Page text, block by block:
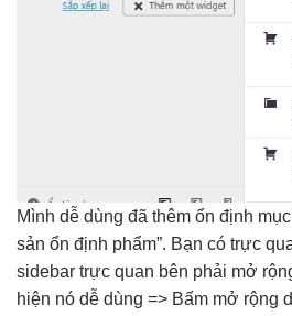
Mình dễ dùng đã thêm ổn định
sản ổn định phẩm”. Bạn có trực
sidebar trực quan bên phải mở
hiện nó dễ dùng => Bấm mở rộng